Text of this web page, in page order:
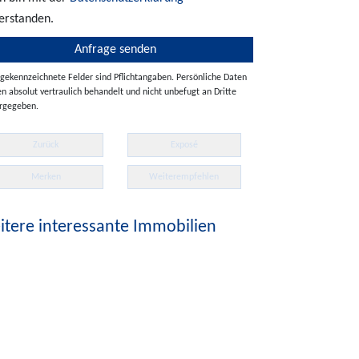
Felder sind Pflichtangaben. Persönliche Daten
absolut vertraulich behandelt und nicht unbefugt an Dritte
Zurück Exposé
Merken Weiterempfehlen
interessante Immobilien